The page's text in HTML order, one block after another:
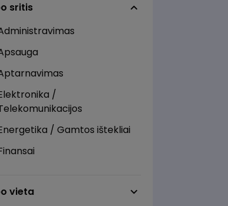
sritis
/
/ Gamtos ištekliai
vieta